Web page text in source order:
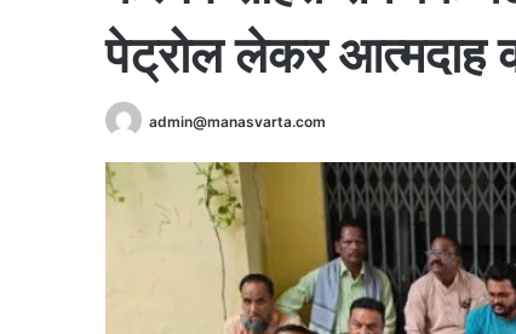
पेट्रोल लेकर
admin@manasvarta.com